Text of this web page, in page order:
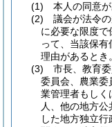
(1)
本人の同意
(2)
議会が法令
に必要な限度
って、当該保
理由があるとき。
(3)
市長、教育
委員会、農業委
業管理者もしく
人、他の地方
した地方独立